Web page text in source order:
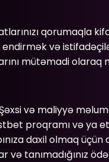
qorumaqla
və
mütəmadi olaraq
Şəxsi və maliyyə
proqramı və ya
daxil olmaq
və tanımadığınız